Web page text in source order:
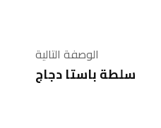
الوصفة التالية
سلطة باستا دجاج